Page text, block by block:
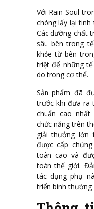
Với Rain Soul
chóng lấy lại tinh
Các dưỡng chất
sâu bên trong
khỏe từ bên
triệt để những
do trong cơ thể.
Sản phẩm đã
trước khi đưa ra
chuẩn cao
chức năng trên
giải thưởng lớn
được cấp
toàn cao và
toàn thế giới.
tác dụng phụ
triển bình thường